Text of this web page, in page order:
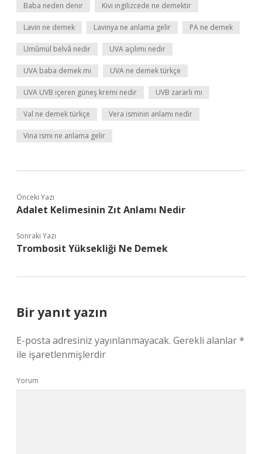
Baba neden denir Kivi ingilizcede ne demektir
Lavin ne demek Lavinya ne anlama gelir PA ne demek
Umûmül belvâ nedir UVA açılımı nedir
UVA baba demek mi UVA ne demek türkçe
UVA UVB içeren güneş kremi nedir UVB zararlı mı
Val ne demek türkçe Vera isminin anlamı nedir
Vina ismi ne anlama gelir
Önceki Yazı
Adalet Kelimesinin Zıt Anlamı Nedir
Sonraki Yazı
Trombosit Yüksekliği Ne Demek
Bir yanıt yazın
E-posta adresiniz yayınlanmayacak. Gerekli alanlar*
ile işaretlenmişlerdir
Yorum